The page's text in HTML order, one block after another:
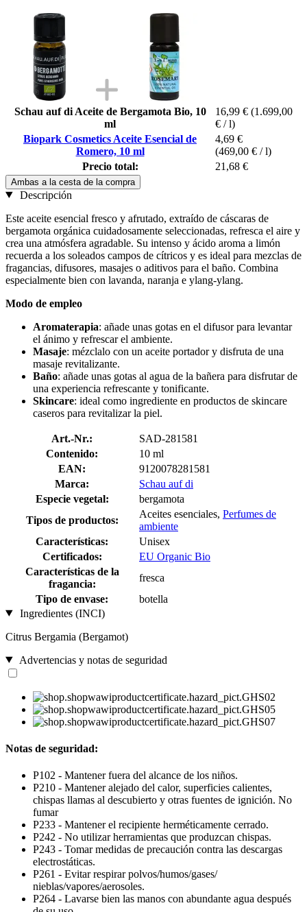
Schau auf di Aceite de Bergamota Bio, 10
ml
16,99 € (1.699,00
€ / l)
Biopark Cosmetics Aceite Esencial de
Romero, 10 ml
4,69 €
(469,00 € / l)
Precio total:
21,68 €
Ambas a la cesta de la compra
Descripción
Este aceite esencial fresco y afrutado, extraído de cáscaras de
bergamota orgánica cuidadosamente seleccionadas, refresca el aire y
crea una atmósfera agradable. Su intenso y ácido aroma a limón
recuerda a los soleados campos de cítricos y es ideal para mezclas de
fragancias, difusores, masajes o aditivos para el baño. Combina
especialmente bien con lavanda, naranja e ylang-ylang.
Modo de empleo
Aromaterapia: añade unas gotas en el difusor para levantar
el ánimo y refrescar el ambiente.
Masaje: mézclalo con un aceite portador y disfruta de una
masaje revitalizante.
Baño: añade unas gotas al agua de la bañera para disfrutar de
una experiencia refrescante y tonificante.
Skincare: ideal como ingrediente en productos de skincare
caseros para revitalizar la piel.
Art.-Nr.:
SAD-281581
Contenido:
10 ml
EAN:
9120078281581
Marca:
Schau auf di
Especie vegetal:
bergamota
Tipos de productos:
Aceites esenciales, Perfumes de
ambiente
Características:
Unisex
Certificados:
EU Organic Bio
Características de la
fragancia:
fresca
Tipo de envase:
botella
Ingredientes (INCI)
Citrus Bergamia (Bergamot)
Advertencias y notas de seguridad
Notas de seguridad:
P102 - Mantener fuera del alcance de los niños.
P210 - Mantener alejado del calor, superficies calientes,
chispas llamas al descubierto y otras fuentes de ignición. No
fumar
P233 - Mantener el recipiente herméticamente cerrado.
P242 - No utilizar herramientas que produzcan chispas.
P243 - Tomar medidas de precaución contra las descargas
electrostáticas.
P261 - Evitar respirar polvos/humos/gases/
nieblas/vapores/aerosoles.
P264 - Lavarse bien las manos con abundante agua después